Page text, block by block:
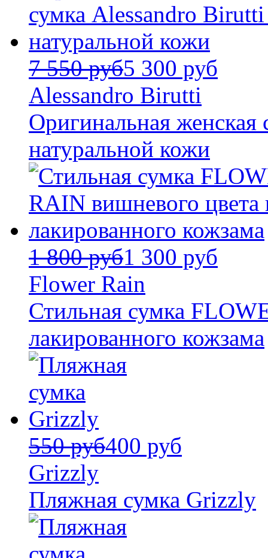
7 550 руб5 300 руб
Alessandro Birutti
Оригинальная
натуральной кожи
1 800 руб1 300 руб
Flower Rain
Стильная сумка
лакированного кожзама
550 руб400 руб
Grizzly
Пляжная сумка Grizzly